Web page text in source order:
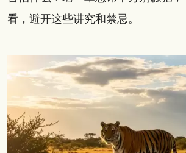
看，避开这些讲究和禁忌。